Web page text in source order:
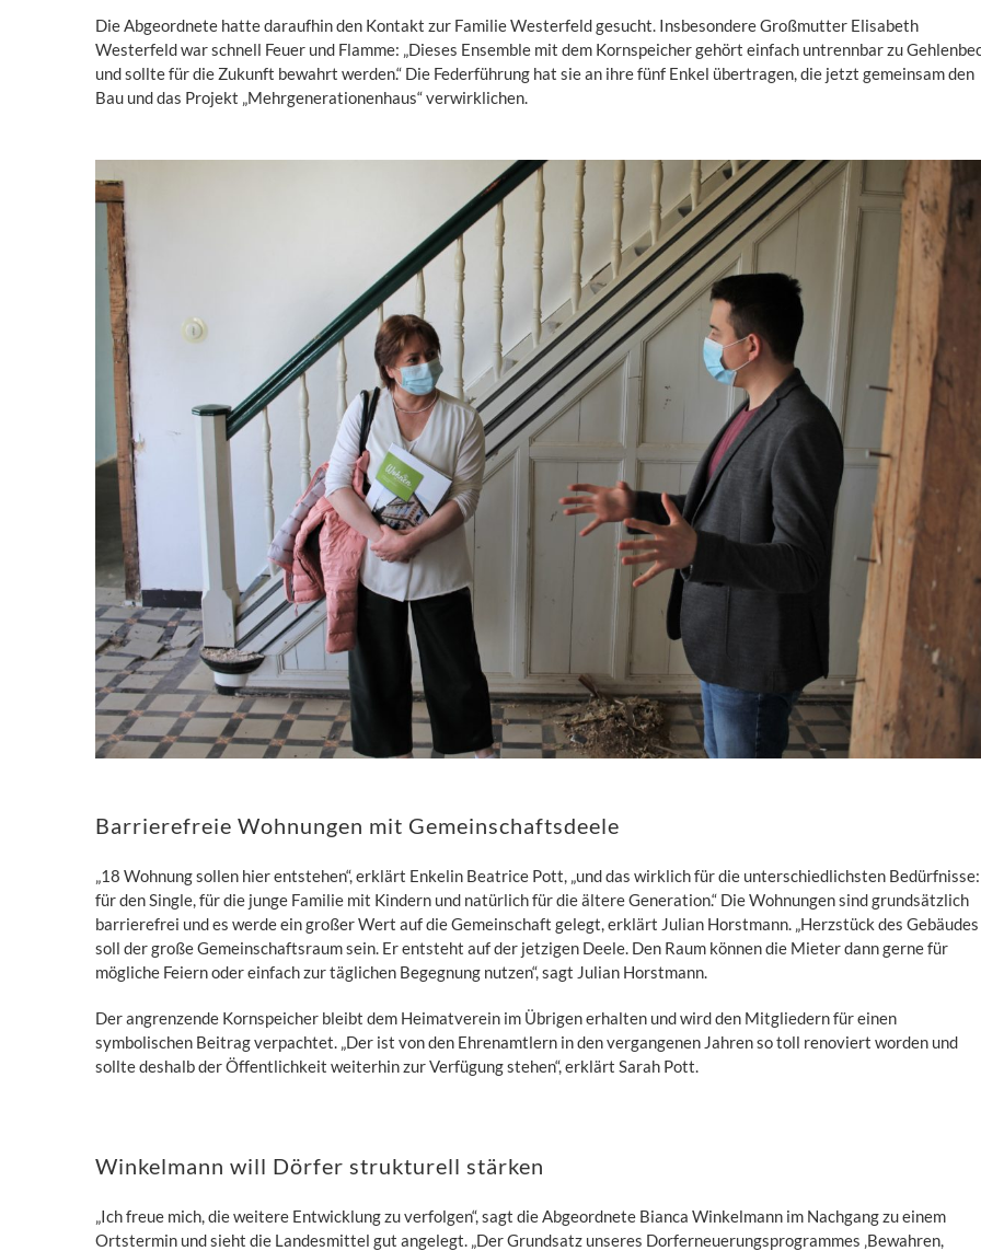
Die Abgeordnete hatte daraufhin den Kontakt zur Familie Westerfeld gesucht. Insbesondere Großmutter Elisabeth
Westerfeld war schnell Feuer und Flamme: „Dieses Ensemble mit dem Kornspeicher gehört einfach untrennbar zu
und sollte für die Zukunft bewahrt werden.“ Die Federführung hat sie an ihre fünf Enkel übertragen, die jetzt gemeinsam den
Bau und das Projekt „Mehrgenerationenhaus“ verwirklichen.
Barrierefreie Wohnungen mit Gemeinschaftsdeele
„18 Wohnung sollen hier entstehen“, erklärt Enkelin Beatrice Pott, „und das wirklich für die unterschiedlichsten Bedürfnisse:
für den Single, für die junge Familie mit Kindern und natürlich für die ältere Generation.“ Die Wohnungen sind grundsätzlich
barrierefrei und es werde ein großer Wert auf die Gemeinschaft gelegt, erklärt Julian Horstmann. „Herzstück des Gebäudes
soll der große Gemeinschaftsraum sein. Er entsteht auf der jetzigen Deele. Den Raum können die Mieter dann gerne für
mögliche Feiern oder einfach zur täglichen Begegnung nutzen“, sagt Julian Horstmann.
Der angrenzende Kornspeicher bleibt dem Heimatverein im Übrigen erhalten und wird den Mitgliedern für einen
symbolischen Beitrag verpachtet. „Der ist von den Ehrenamtlern in den vergangenen Jahren so toll renoviert worden und
sollte deshalb der Öffentlichkeit weiterhin zur Verfügung stehen“, erklärt Sarah Pott.
Winkelmann will Dörfer strukturell stärken
„Ich freue mich, die weitere Entwicklung zu verfolgen“, sagt die Abgeordnete Bianca Winkelmann im Nachgang zu einem
Ortstermin und sieht die Landesmittel gut angelegt. „Der Grundsatz unseres Dorferneuerungsprogrammes ‚Bewahren,